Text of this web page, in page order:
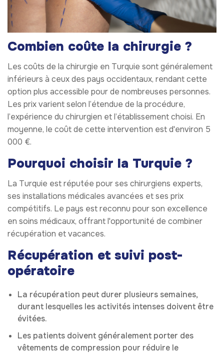
Combien coûte la chirurgie ?
Les coûts de la chirurgie en Turquie sont généralement
inférieurs à ceux des pays occidentaux, rendant cette
option plus accessible pour de nombreuses personnes.
Les prix varient selon l’étendue de la procédure,
l’expérience du chirurgien et l’établissement choisi. En
moyenne, le coût de cette intervention est d'environ 5
000 €.
Pourquoi choisir la Turquie ?
La Turquie est réputée pour ses chirurgiens experts,
ses installations médicales avancées et ses prix
compétitifs. Le pays est reconnu pour son excellence
en soins médicaux, offrant l'opportunité de combiner
récupération et vacances.
Récupération et suivi post-
opératoire
La récupération peut durer plusieurs semaines,
durant lesquelles les activités intenses doivent être
évitées.
Les patients doivent généralement porter des
vêtements de compression pour réduire le